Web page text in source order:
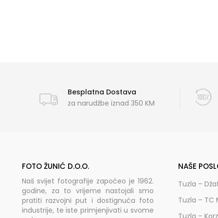
Besplatna Dostava
za narudžbe iznad 350 KM
FOTO ŽUNIĆ D.O.O.
Naš svijet fotografije započeo je 1962.
godine, za to vrijeme nastojali smo
pratiti razvojni put i dostignuća foto
industrije, te iste primjenjivati u svome
NAŠE
Tuzla –
Tuzla – TC
Tuzla –